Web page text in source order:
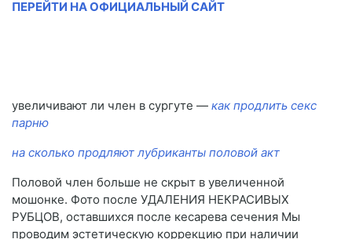
ПЕРЕЙТИ НА ОФИЦИАЛЬНЫЙ САЙТ
увеличивают ли член в сургуте — как продлить секс
парню
на сколько продляют лубриканты половой акт
Половой член больше не скрыт в увеличенной
мошонке. Фото после УДАЛЕНИЯ НЕКРАСИВЫХ
РУБЦОВ, оставшихся после кесарева сечения Мы
проводим эстетическую коррекцию при наличии